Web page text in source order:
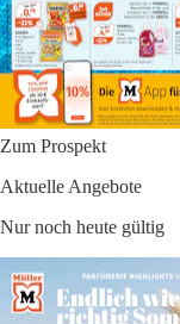
Zum Prospekt
Aktuelle Angebote
Nur noch heute gültig